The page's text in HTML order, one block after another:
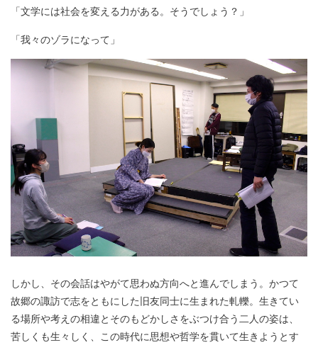
「文学には社会を変える力がある。そうでしょう？」
「我々のゾラになって」
しかし、その会話はやがて思わぬ方向へと進んでしまう。かつて
故郷の諏訪で志をともにした旧友同士に生まれた軋轢。生きてい
る場所や考えの相違とそのもどかしさをぶつけ合う二人の姿は、
苦しくも生々しく、この時代に思想や哲学を貫いて生きようとす